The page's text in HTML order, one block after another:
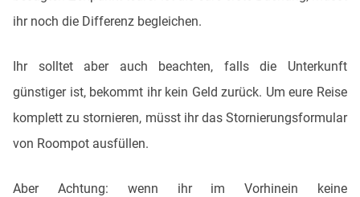
ihr noch die Differenz begleichen.
Ihr solltet aber auch beachten, falls die Unterkunft
günstiger ist, bekommt ihr kein Geld zurück. Um eure Reise
komplett zu stornieren, müsst ihr das Stornierungsformular
von Roompot ausfüllen.
Aber Achtung: wenn ihr im Vorhinein keine